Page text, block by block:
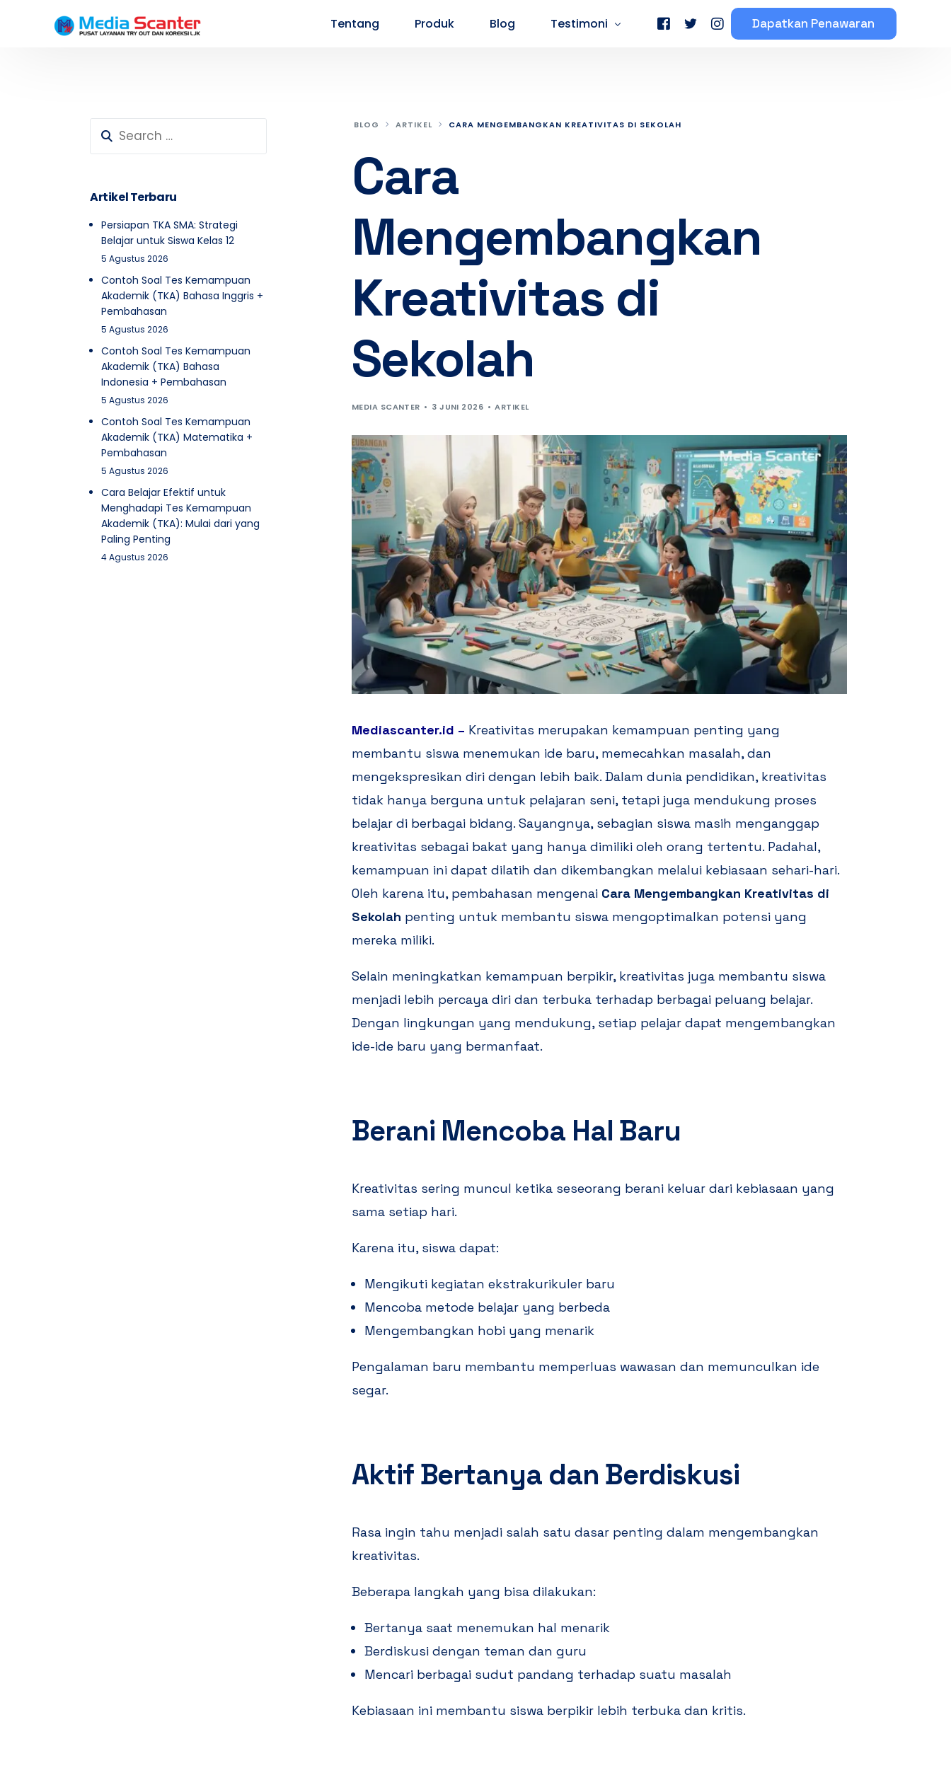
Tentang Produk Blog Testimoni Dapatkan Penawaran
BLOG ARTIKEL CARA MENGEMBANGKAN KREATIVITAS DI SEKOLAH
Cara
Mengembangkan
Kreativitas di
Sekolah
MEDIA SCANTER 3 JUNI 2026 ARTIKEL
Mediascanter.id – Kreativitas merupakan kemampuan penting yang
membantu siswa menemukan ide baru, memecahkan masalah, dan
mengekspresikan diri dengan lebih baik. Dalam dunia pendidikan, kreativitas
tidak hanya berguna untuk pelajaran seni, tetapi juga mendukung proses
belajar di berbagai bidang. Sayangnya, sebagian siswa masih menganggap
kreativitas sebagai bakat yang hanya dimiliki oleh orang tertentu. Padahal,
kemampuan ini dapat dilatih dan dikembangkan melalui kebiasaan sehari-hari.
Oleh karena itu, pembahasan mengenai Cara Mengembangkan Kreativitas di
Sekolah penting untuk membantu siswa mengoptimalkan potensi yang
mereka miliki.
Selain meningkatkan kemampuan berpikir, kreativitas juga membantu siswa
menjadi lebih percaya diri dan terbuka terhadap berbagai peluang belajar.
Dengan lingkungan yang mendukung, setiap pelajar dapat mengembangkan
ide-ide baru yang bermanfaat.
Berani Mencoba Hal Baru
Kreativitas sering muncul ketika seseorang berani keluar dari kebiasaan yang
sama setiap hari.
Karena itu, siswa dapat:
Mengikuti kegiatan ekstrakurikuler baru
Mencoba metode belajar yang berbeda
Mengembangkan hobi yang menarik
Pengalaman baru membantu memperluas wawasan dan memunculkan ide
segar.
Aktif Bertanya dan Berdiskusi
Rasa ingin tahu menjadi salah satu dasar penting dalam mengembangkan
kreativitas.
Beberapa langkah yang bisa dilakukan:
Bertanya saat menemukan hal menarik
Berdiskusi dengan teman dan guru
Mencari berbagai sudut pandang terhadap suatu masalah
Kebiasaan ini membantu siswa berpikir lebih terbuka dan kritis.
Artikel Terbaru
Persiapan TKA SMA: Strategi
Belajar untuk Siswa Kelas 12
5 Agustus 2026
Contoh Soal Tes Kemampuan
Akademik (TKA) Bahasa Inggris +
Pembahasan
5 Agustus 2026
Contoh Soal Tes Kemampuan
Akademik (TKA) Bahasa
Indonesia + Pembahasan
5 Agustus 2026
Contoh Soal Tes Kemampuan
Akademik (TKA) Matematika +
Pembahasan
5 Agustus 2026
Cara Belajar Efektif untuk
Menghadapi Tes Kemampuan
Akademik (TKA): Mulai dari yang
Paling Penting
4 Agustus 2026